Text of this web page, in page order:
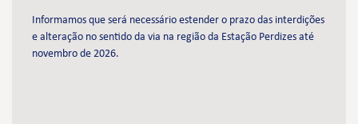
Informamos que será necessário estender o prazo das interdições
e alteração no sentido da via na região da Estação Perdizes até
novembro de 2026.